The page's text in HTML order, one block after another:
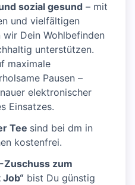
sozial gesund – mit
und vielfältigen
Dein Wohlbefinden
unterstützen.
maximale
Pausen –
elektronischer
Einsatzes.
Tee sind bei dm in
kostenfrei.
zum
bist Du günstig